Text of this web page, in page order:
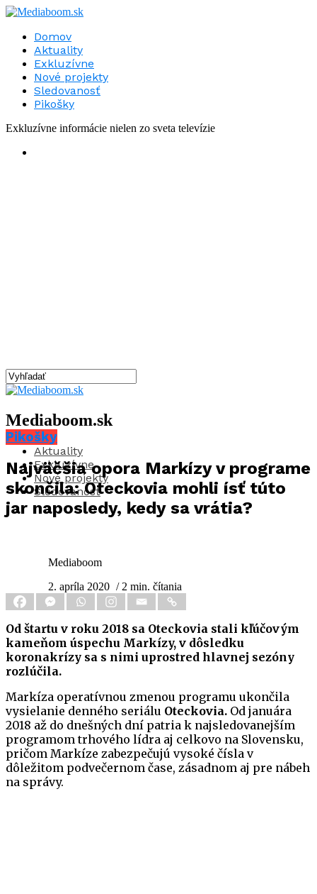
Domov
Aktuality
Exkluzívne
Nové projekty
Sledovanosť
Pikošky
Exkluzívne informácie nielen zo sveta televízie
Mediaboom.sk
Aktuality
Exkluzívne
Nové projekty
Sledovanosť
Pikošky
Najväčšia opora Markízy v programe
skončila: Oteckovia mohli ísť túto
jar naposledy, kedy sa vrátia?
Mediaboom
2. apríla 2020 / 2 min. čítania
Od štartu v roku 2018 sa Oteckovia stali kľúčovým
kameňom úspechu Markízy, v dôsledku
koronakrízy sa s nimi uprostred hlavnej sezóny
rozlúčila.
Markíza operatívnou zmenou programu ukončila
vysielanie denného seriálu Oteckovia. Od januára
2018 až do dnešných dní patria k najsledovanejším
programom trhového lídra aj celkovo na Slovensku,
pričom Markíze zabezpečujú vysoké čísla v
dôležitom podvečernom čase, zásadnom aj pre nábeh
na správy.